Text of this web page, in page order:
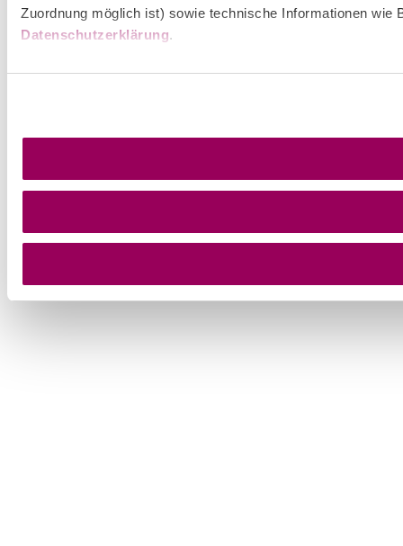
Zuordnung möglich ist) sowie technische Informationen
Datenschutzerklärung.